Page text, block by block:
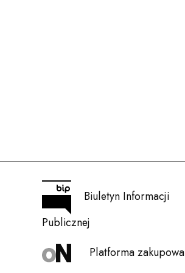
Biuletyn Informacji
Publicznej
Platforma zakupowa